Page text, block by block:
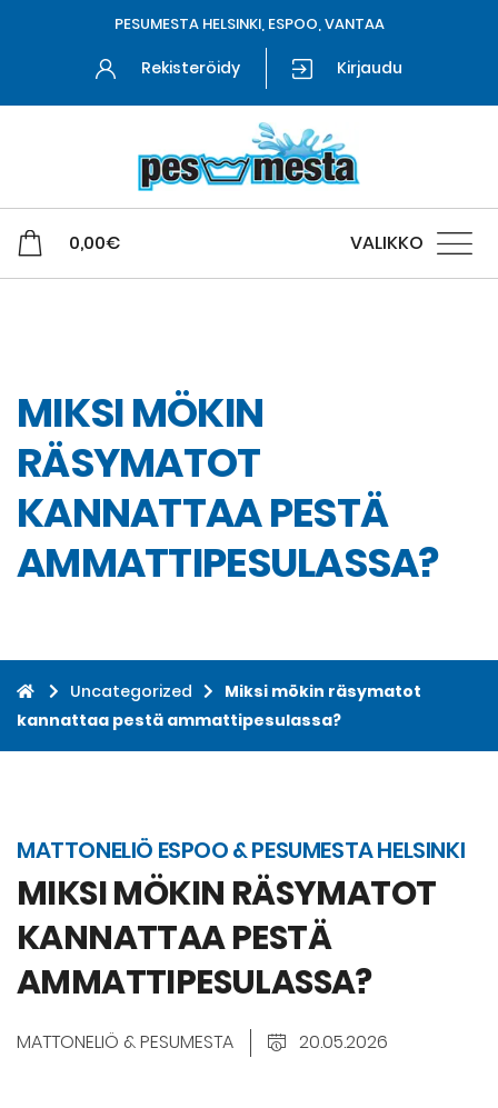
PESUMESTA HELSINKI, ESPOO, VANTAA
Rekisteröidy Kirjaudu
0,00€ VALIKKO
MIKSI MÖKIN
RÄSYMATOT
KANNATTAA PESTÄ
AMMATTIPESULASSA?
Uncategorized
Miksi mökin räsymatot
kannattaa pestä ammattipesulassa?
MATTONELIÖ ESPOO & PESUMESTA HELSINKI
MIKSI MÖKIN RÄSYMATOT
KANNATTAA PESTÄ
AMMATTIPESULASSA?
MATTONELIÖ & PESUMESTA 20.05.2026